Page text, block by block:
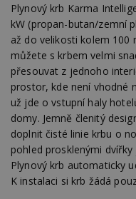
Plynový krb Karma
kW (propan-butan/zemní
až do velikosti kolem 100
můžete s krbem velmi
přesouvat z jednoho
prostor, kde není vhodné
už jde o vstupní haly
domy. Jemně členitý
doplnit čisté linie krbu o
pohled prosklenými
Plynový krb automaticky
K instalaci si krb žádá